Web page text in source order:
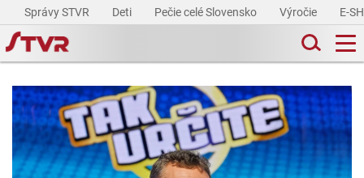
Správy STVR Deti Pečie celé Slovensko Výročie E-